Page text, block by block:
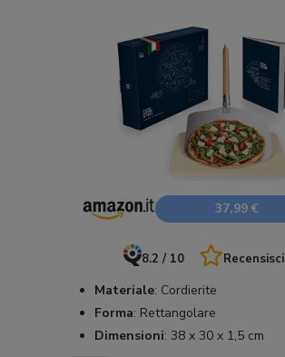
37,99 €
8.2 / 10 Recensisci
Materiale: Cordierite
Forma: Rettangolare
Dimensioni: 38 x 30 x 1,5 cm